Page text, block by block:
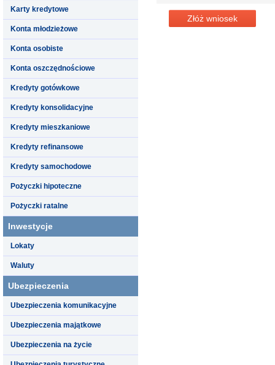
Karty kredytowe
Konta młodzieżowe
Konta osobiste
Konta oszczędnościowe
Kredyty gotówkowe
Kredyty konsolidacyjne
Kredyty mieszkaniowe
Kredyty refinansowe
Kredyty samochodowe
Pożyczki hipoteczne
Pożyczki ratalne
Inwestycje
Lokaty
Waluty
Ubezpieczenia
Ubezpieczenia komunikacyjne
Ubezpieczenia majątkowe
Ubezpieczenia na życie
Złóż wniosek